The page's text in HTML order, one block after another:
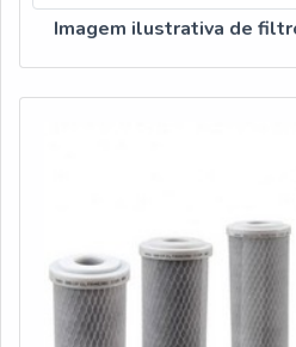
Imagem ilustrativa de